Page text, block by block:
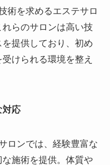
術を求めるエステサロ
らのサロンは高い技
提供しており、初め
けられる環境を整え
対応
ロンでは、経験豊富な
施術を提供。体質や